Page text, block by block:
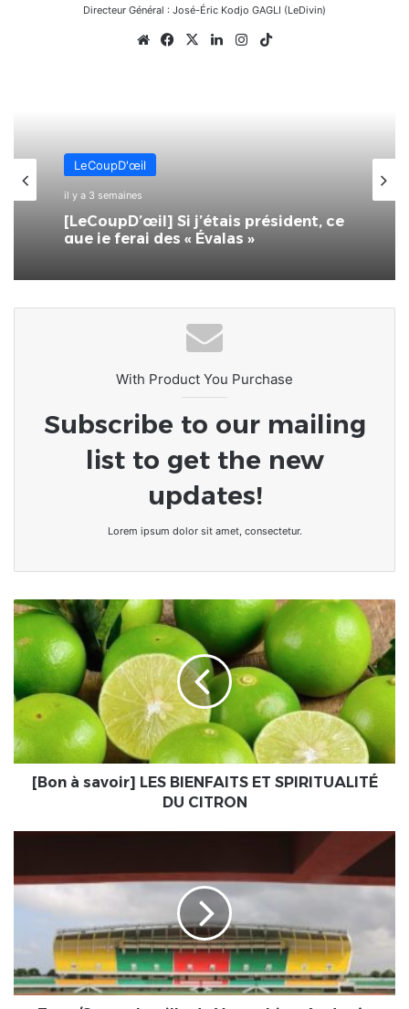
Directeur Général : José-Éric Kodjo GAGLI (LeDivin)
WebsiteFacebook
X LinkedinInstagram
LeCoupD'œil
il y a 3 semaines
[LeCoupD’œil] Si j’étais président, ce
que je ferai des « Évalas »
With Product You Purchase
Subscribe to our mailing
list to get the new
updates!
Lorem ipsum dolor sit amet, consectetur.
[Bon
savoir]
LES
BIENFAITS
ET
SPIRITUALITÉ
DU
CITRON
[Bon à savoir] LES BIENFAITS ET SPIRITUALITÉ
DU CITRON
La
dotée
d'un